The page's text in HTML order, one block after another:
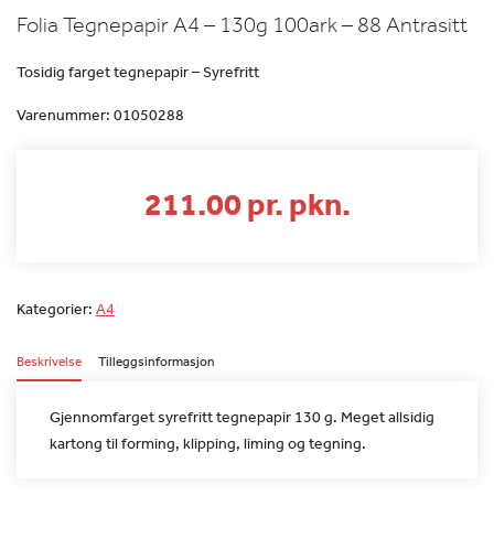
Folia Tegnepapir A4 – 130g 100ark – 88 Antrasitt
Tosidig farget tegnepapir – Syrefritt
Varenummer: 01050288
211.00 pr. pkn.
Kategorier: A4
Beskrivelse Tilleggsinformasjon
Gjennomfarget syrefritt tegnepapir 130 g. Meget allsidig
kartong til forming, klipping, liming og tegning.